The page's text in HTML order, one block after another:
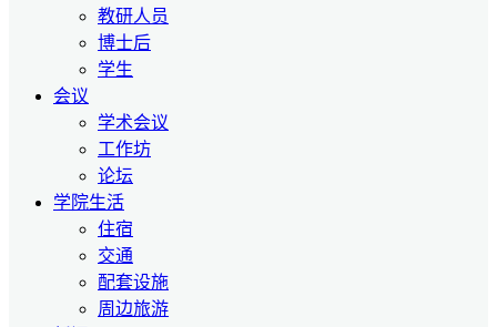
教研人员
博士后
学生
会议
学术会议
工作坊
论坛
学院生活
住宿
交通
配套设施
周边旅游